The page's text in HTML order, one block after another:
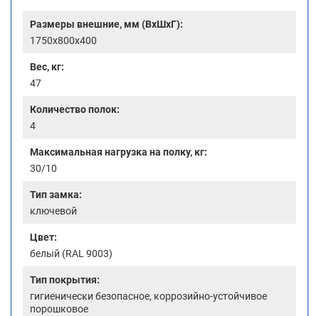
Размеры внешние, мм (ВхШхГ):
1750x800x400
Вес, кг:
47
Количество полок:
4
Максимальная нагрузка на полку, кг:
30/10
Тип замка:
ключевой
Цвет:
белый (RAL 9003)
Тип покрытия:
гигиенически безопасное, коррозийно-устойчивое
порошковое